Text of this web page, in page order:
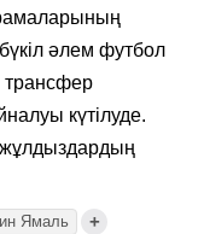
әлем футбол
күтілуде.
Ямаль +